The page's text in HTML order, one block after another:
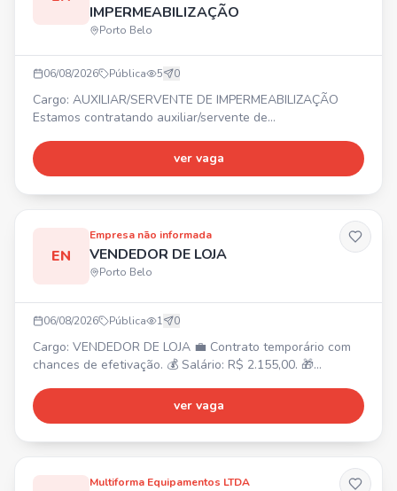
IMPERMEABILIZAÇÃO
Porto Belo
06/08/2026 Pública 5 0
Cargo: AUXILIAR/SERVENTE DE IMPERMEABILIZAÇÃO
Estamos contratando auxiliar/servente de
compatível com a função. 🎁 Benefícios.
ver vaga
EN
Empresa não informada
VENDEDOR DE LOJA
Porto Belo
06/08/2026 Pública 1 0
Cargo: VENDEDOR DE LOJA 💼 Contrato temporário com
chances de efetivação. 💰 Salário: R$ 2.155,00. 🎁
ou 13:50 às 22:10h (escala 6x1). 📍 Local: Porto Belo (SC)
- BR 101, KM 159 SN, Alto Perequê.
ver vaga
Multiforma Equipamentos LTDA